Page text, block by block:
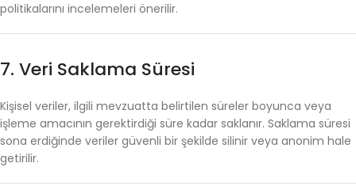
politikalarını incelemeleri önerilir.
7. Veri Saklama Süresi
Kişisel veriler, ilgili mevzuatta belirtilen süreler boyunca veya
işleme amacının gerektirdiği süre kadar saklanır. Saklama süresi
sona erdiğinde veriler güvenli bir şekilde silinir veya anonim hale
getirilir.